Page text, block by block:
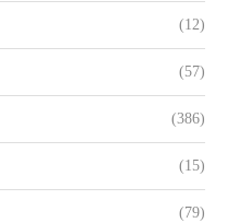
(12)
(57)
(386)
(15)
(79)